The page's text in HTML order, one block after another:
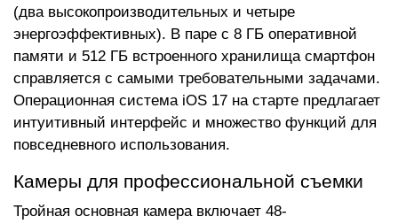
(два высокопроизводительных и четыре
энергоэффективных). В паре с 8 ГБ оперативной
памяти и 512 ГБ встроенного хранилища смартфон
справляется с самыми требовательными задачами.
Операционная система iOS 17 на старте предлагает
интуитивный интерфейс и множество функций для
повседневного использования.
Камеры для профессиональной съемки
Тройная основная камера включает 48-